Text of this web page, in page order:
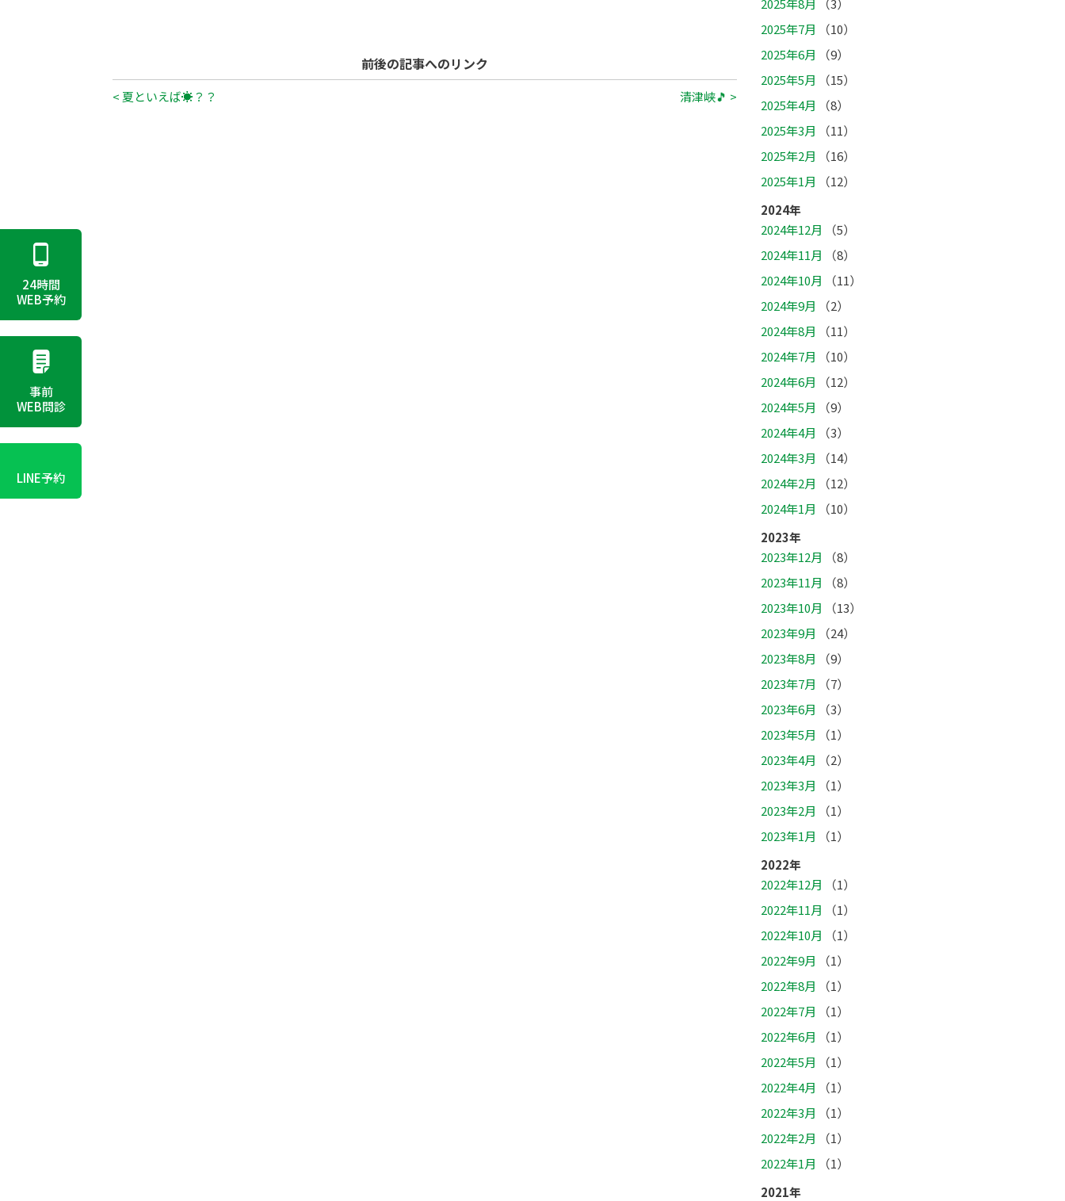
前後の記事へのリンク
< 夏といえば☀？？ 清津峡🎵 >
2025年8月
（3）
2025年7月
（10）
2025年6月
（9）
2025年5月
（15）
2025年4月
（8）
2025年3月
（11）
2025年2月
（16）
2025年1月
（12）
2024年
2024年12月
（5）
2024年11月
（8）
2024年10月
（11）
2024年9月
（2）
2024年8月
（11）
2024年7月
（10）
2024年6月
（12）
2024年5月
（9）
2024年4月
（3）
2024年3月
（14）
2024年2月
（12）
2024年1月
（10）
2023年
2023年12月
（8）
2023年11月
（8）
2023年10月
（13）
2023年9月
（24）
2023年8月
（9）
2023年7月
（7）
2023年6月
（3）
2023年5月
（1）
2023年4月
（2）
2023年3月
（1）
2023年2月
（1）
2023年1月
（1）
2022年
2022年12月
（1）
2022年11月
（1）
2022年10月
（1）
2022年9月
（1）
2022年8月
（1）
2022年7月
（1）
2022年6月
（1）
2022年5月
（1）
2022年4月
（1）
2022年3月
（1）
2022年2月
（1）
2022年1月
（1）
2021年
24時間
WEB予約
事前
WEB問診
LINE予約